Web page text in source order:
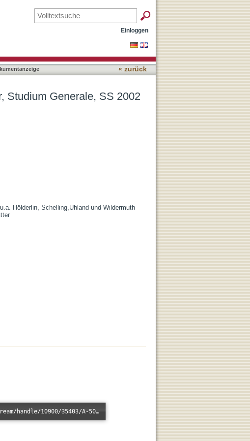
Einloggen
« zurück
Studium Generale, SS 2002
Hölderlin, Schelling,Uhland und Wildermuth
Error loading: "/xmlui/bitstream/handle/10900/35403/A-508.mp3?sequence=1&isAllowed=n"